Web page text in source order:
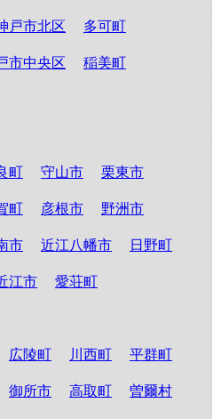
戸市北区 多可町
市中央区 稲美町
町 守山市 栗東市
町 彦根市 野洲市
市 近江八幡市 日野町
江市 愛荘町
広陵町 川西町 平群町
御所市 高取町 曽爾村